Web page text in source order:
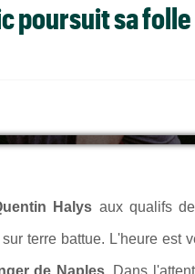
poursuit sa
Halys aux qualifs
terre battue. L'heure est
de Naples. Dans